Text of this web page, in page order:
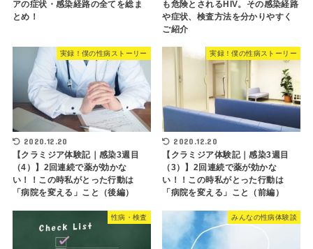
アの症状・感染経路の全てを総ま
とめ！
も危険とされるHIV。その感染経路
や症状、検査方法を分かりやすく
ご紹介
実録！僕の性病ストーリー
2020.12.20
【クラミジア体験記｜感染3週目
（4）】2回連続で薬が効かな
い！！この時私がとった行動は
「病院を変える」こと（後編）
実録！僕の性病ストーリー
2020.12.20
【クラミジア体験記｜感染3週目
（3）】2回連続で薬が効かな
い！！この時私がとった行動は
「病院を変える」こと（前編）
性病・検査 みんなの性病体験談